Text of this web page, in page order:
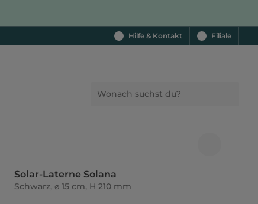
Hilfe & Kontakt Filiale
Solar-Laterne Solana
Schwarz, ⌀ 15 cm, H 210 mm